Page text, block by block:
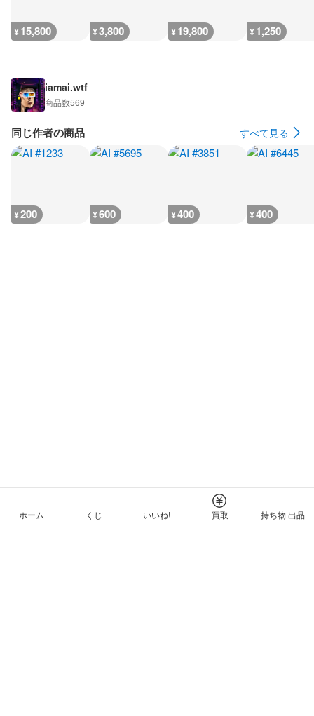
¥15,800 ¥3,800 ¥19,800 ¥1,250
iamai.wtf
商品数569
同じ作者の商品 すべて見る
¥200 ¥600 ¥400 ¥400
ホーム くじ いいね! 買取 持ち物 出品